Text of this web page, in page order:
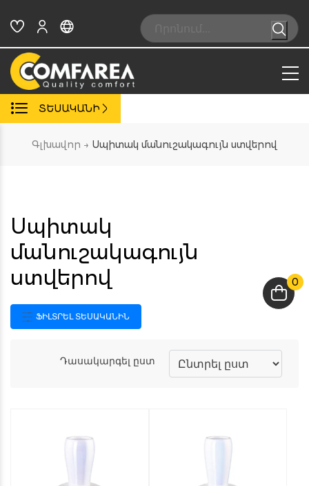
content
Search:
0
ՏԵՍԱԿԱՆԻ
Գլխավոր → Սպիտակ մանուշակագույն ստվերով
Սպիտակ
մանուշակագույն
ստվերով
ՖԻԼՏՐԵԼ ՏԵՍԱԿԱՆԻՆ
Դասակարգել ըստ